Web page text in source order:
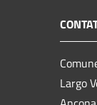
Largo